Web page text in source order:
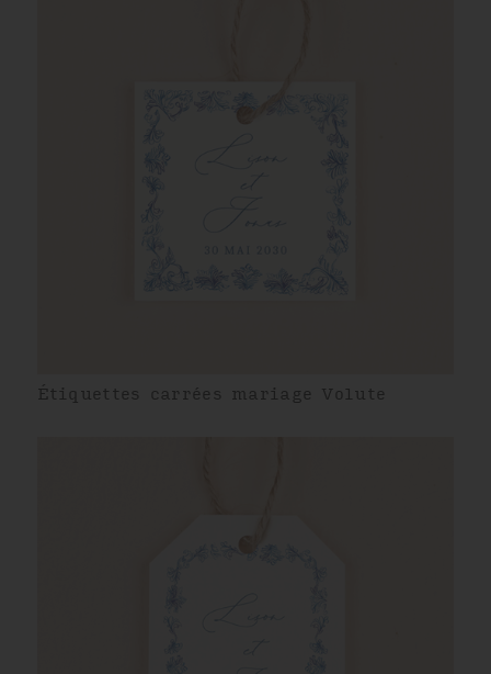
Étiquettes carrées mariage Volute